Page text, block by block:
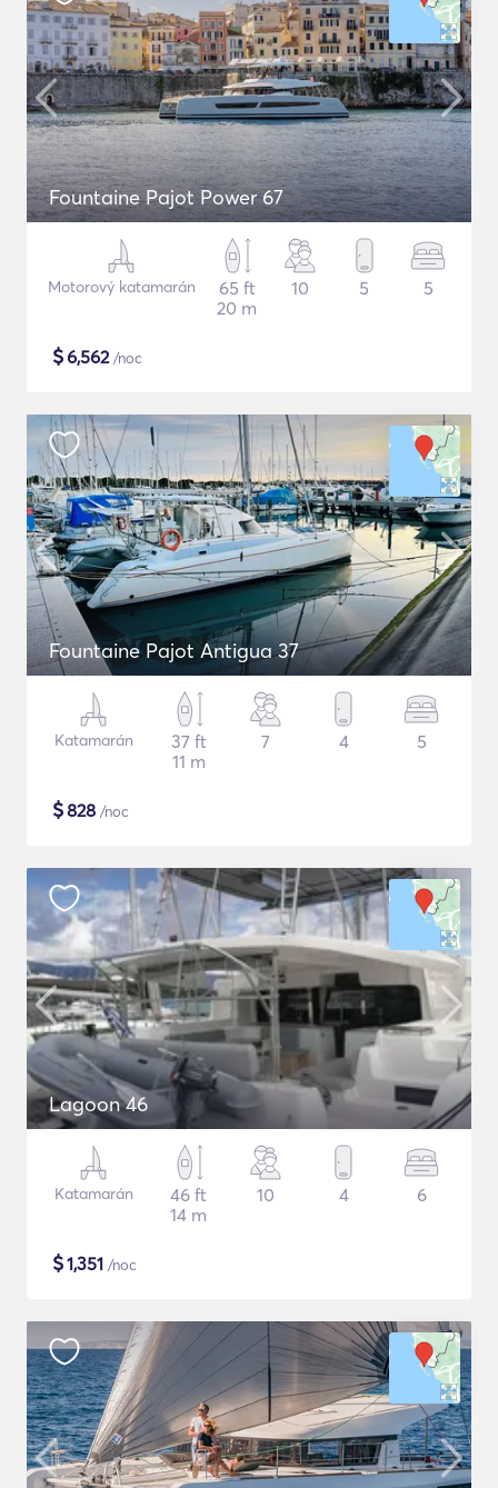
Fountaine Pajot Power 67
Motorový katamarán
65 ft
20 m
10 5 5
$6,562/noc
Fountaine Pajot Antigua 37
Katamarán
37 ft
11 m
7 4 5
$828 /noc
Lagoon 46
Katamarán
46 ft
14 m
10 4 6
$1,351 /noc